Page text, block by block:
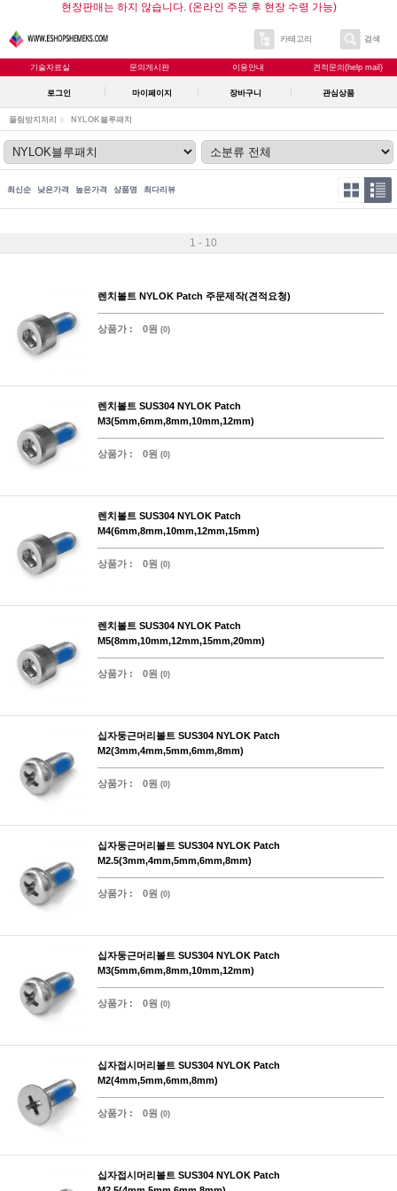
현장판매는 하지 않습니다. (온라인 주문 후 현장 수령 가능)
카테고리 검색
기술자료실 문의게시판 이용안내 견적문의(help mail)
로그인 마이페이지 장바구니 관심상품
풀림방지처리 NYLOK블루패치
최신순 낮은가격 높은가격 상품명 최다리뷰
1 - 10
렌치볼트 NYLOK Patch 주문제작(견적요청)
상품가 : 0원 (0)
렌치볼트 SUS304 NYLOK Patch
M3(5mm,6mm,8mm,10mm,12mm)
상품가 : 0원 (0)
렌치볼트 SUS304 NYLOK Patch
M4(6mm,8mm,10mm,12mm,15mm)
상품가 : 0원 (0)
렌치볼트 SUS304 NYLOK Patch
M5(8mm,10mm,12mm,15mm,20mm)
상품가 : 0원 (0)
십자둥근머리볼트 SUS304 NYLOK Patch
M2(3mm,4mm,5mm,6mm,8mm)
상품가 : 0원 (0)
십자둥근머리볼트 SUS304 NYLOK Patch
M2.5(3mm,4mm,5mm,6mm,8mm)
상품가 : 0원 (0)
십자둥근머리볼트 SUS304 NYLOK Patch
M3(5mm,6mm,8mm,10mm,12mm)
상품가 : 0원 (0)
십자접시머리볼트 SUS304 NYLOK Patch
M2(4mm,5mm,6mm,8mm)
상품가 : 0원 (0)
십자접시머리볼트 SUS304 NYLOK Patch